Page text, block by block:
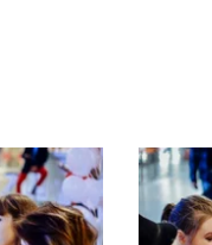
w poziomie. Użyj